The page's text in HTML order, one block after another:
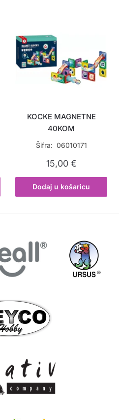
KOCKE MAGNETNE
40KOM
Šifra: 06010171
15,00 €
Dodaj u košaricu